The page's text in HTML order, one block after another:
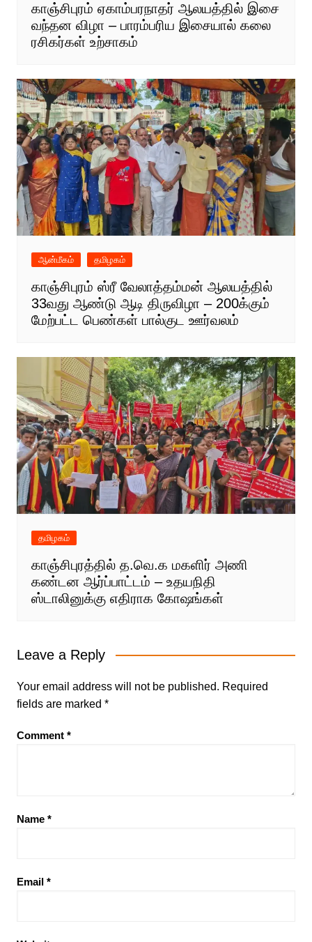
காஞ்சிபுரம் ஏகாம்பரநாதர் ஆலயத்தில் இசை
வந்தன விழா – பாரம்பரிய இசையால் கலை
ரசிகர்கள் உற்சாகம்
ஆன்மீகம் தமிழகம்
காஞ்சிபுரம் ஸ்ரீ வேலாத்தம்மன் ஆலயத்தில்
33வது ஆண்டு ஆடி திருவிழா – 200க்கும்
மேற்பட்ட பெண்கள் பால்குட ஊர்வலம்
தமிழகம்
காஞ்சிபுரத்தில் த.வெ.க மகளிர் அணி
கண்டன ஆர்ப்பாட்டம் – உதயநிதி
ஸ்டாலினுக்கு எதிராக கோஷங்கள்
Leave a Reply
Your email address will not be published. Required
fields are marked *
Comment *
Name *
Email *